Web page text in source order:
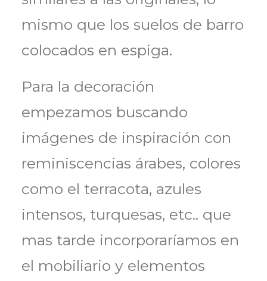
mismo que los suelos de barro
colocados en espiga.
Para la decoración
empezamos buscando
imágenes de inspiración con
reminiscencias árabes, colores
como el terracota, azules
intensos, turquesas, etc.. que
mas tarde incorporaríamos en
el mobiliario y elementos